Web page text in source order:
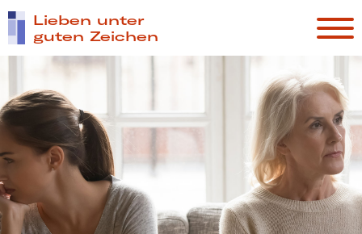
Lieben unter
guten Zeichen